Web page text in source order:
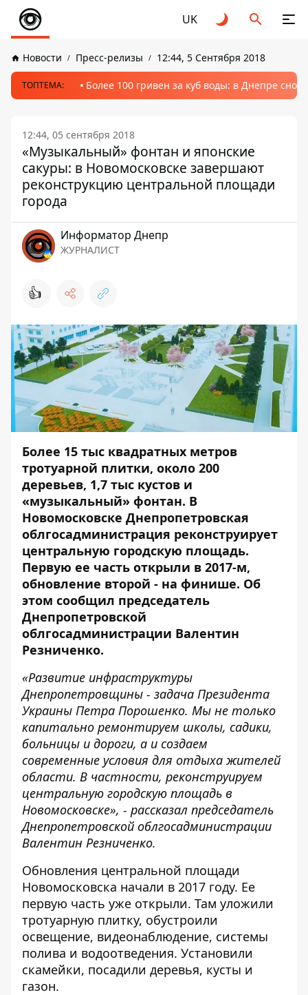
UK
Новости Пресс-релизы 12:44, 5 Сентября 2018
ТОПТЕМА: Более 100 гривен за куб воды: в Днепре
12:44, 05 сентября 2018
«Музыкальный» фонтан и японские
сакуры: в Новомосковске завершают
реконструкцию центральной площади
города
Информатор Днепр
ЖУРНАЛИСТ
👍
Более 15 тыс квадратных метров
тротуарной плитки, около 200
деревьев, 1,7 тыс кустов и
«музыкальный» фонтан. В
Новомосковске Днепропетровская
облгосадминистрация реконструирует
центральную городскую площадь.
Первую ее часть открыли в 2017-м,
обновление второй - на финише. Об
этом сообщил председатель
Днепропетровской
облгосадминистрации Валентин
Резниченко.
«Развитие инфраструктуры
Днепропетровщины - задача Президента
Украины Петра Порошенко. Мы не только
капитально ремонтируем школы, садики,
больницы и дороги, а и создаем
современные условия для отдыха жителей
области. В частности, реконструируем
центральную городскую площадь в
Новомосковске», - рассказал председатель
Днепропетровской облгосадминистрации
Валентин Резниченко.
Обновления центральной площади
Новомосковска начали в 2017 году. Ее
первую часть уже открыли. Там уложили
тротуарную плитку, обустроили
освещение, видеонаблюдение, системы
полива и водоотведения. Установили
скамейки, посадили деревья, кусты и
газон.